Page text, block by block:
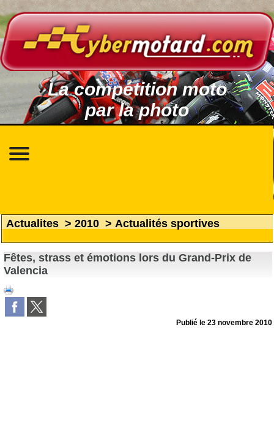
La compétition moto
par la photo
Actualites > 2010 > Actualités sportives
Fêtes, strass et émotions lors du Grand-Prix de
Valencia
Publié le23 novembre 2010